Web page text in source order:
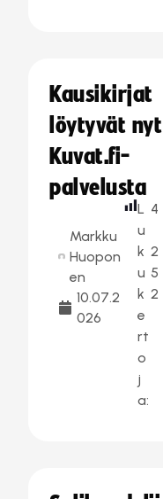
Kausikirjat
löytyvät nyt
Kuvat.fi-
palvelusta
Markku
Huopon
en
10.07.2
026
L
u
k
u
k
e
rt
o
j
a:
4
2
5
2